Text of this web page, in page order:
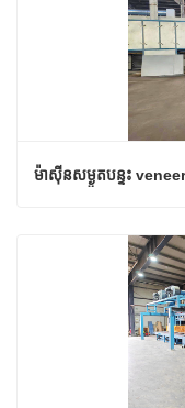
ម៉ាស៊ីនសម្ងួតបន្ទះ veneer